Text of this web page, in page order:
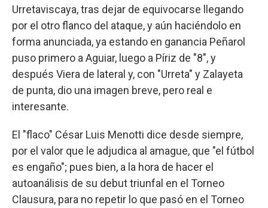
Urretaviscaya, tras dejar de equivocarse llegando
por el otro flanco del ataque, y aún haciéndolo en
forma anunciada, ya estando en ganancia Peñarol
puso primero a Aguiar, luego a Píriz de "8", y
después Viera de lateral y, con "Urreta" y Zalayeta
de punta, dio una imagen breve, pero real e
interesante.
El "flaco" César Luis Menotti dice desde siempre,
por el valor que le adjudica al amague, que "el fútbol
es engaño"; pues bien, a la hora de hacer el
autoanálisis de su debut triunfal en el Torneo
Clausura, para no repetir lo que pasó en el Torneo